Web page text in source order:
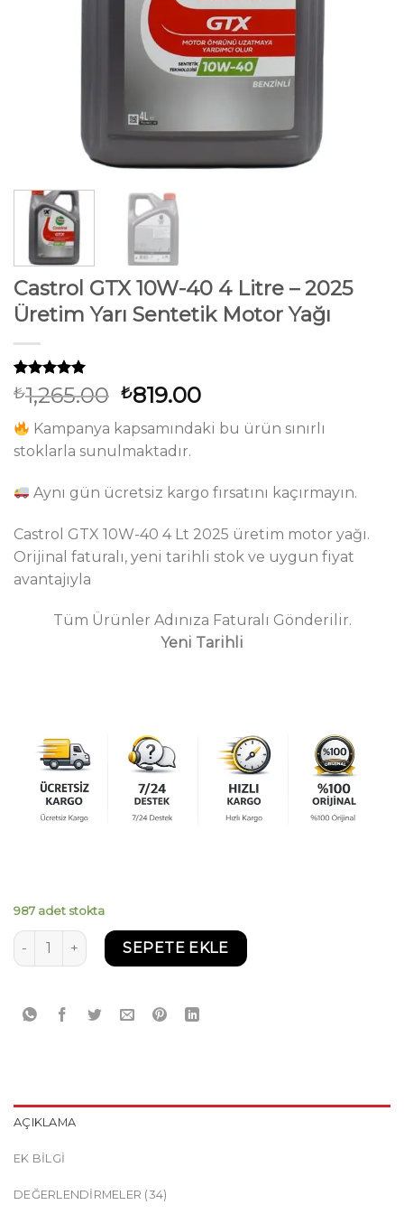
Castrol GTX 10W-40 4 Litre – 2025
Üretim Yarı Sentetik Motor Yağı
34
müşteri
puanına
5 üzerinden
4.97puan
aldı
₺1,265.00 Orijinal
₺1,265.00.
₺819.00Şu
andaki
fiyat:
Kampanya kapsamındaki bu ürün sınırlı
stoklarla sunulmaktadır.
Aynı gün ücretsiz kargo fırsatını kaçırmayın.
Castrol GTX 10W-40 4 Lt 2025 üretim motor yağı.
Orijinal faturalı, yeni tarihli stok ve uygun fiyat
avantajıyla
Tüm Ürünler Adınıza Faturalı Gönderilir.
Yeni Tarihli
987 adet stokta
Castrol GTX 10W-40 4 Litre - 2025 Üretim Yarı Sentetik
SEPETE EKLE
AÇIKLAMA
EK BILGI
DEĞERLENDIRMELER (34)